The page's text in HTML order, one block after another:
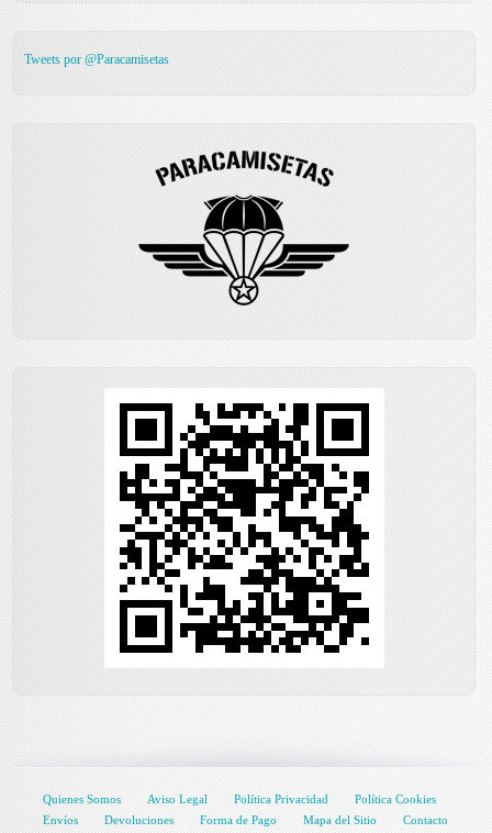
Tweets por @Paracamisetas
Quienes Somos Aviso Legal Política Privacidad
Política Cookies
Envíos
Devoluciones Forma de Pago Mapa del Sitio Contacto